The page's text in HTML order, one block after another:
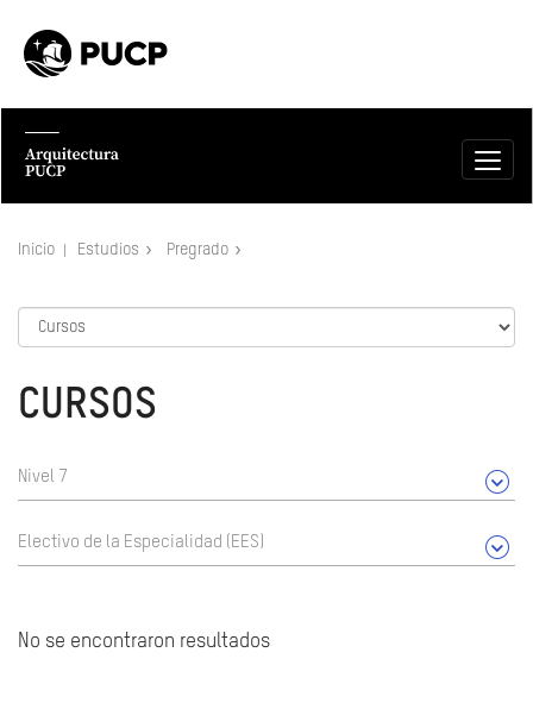
Inicio Estudios Pregrado
CURSOS
Nivel 7
Electivo de la Especialidad (EES)
No se encontraron resultados